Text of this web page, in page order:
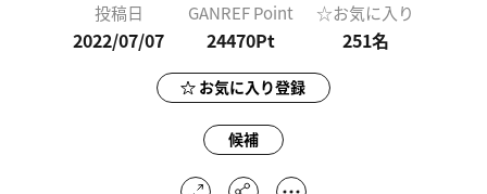
投稿日
2022/07/07
GANREF Point
24470Pt
☆お気に入り
251名
お気に入り登録
候補